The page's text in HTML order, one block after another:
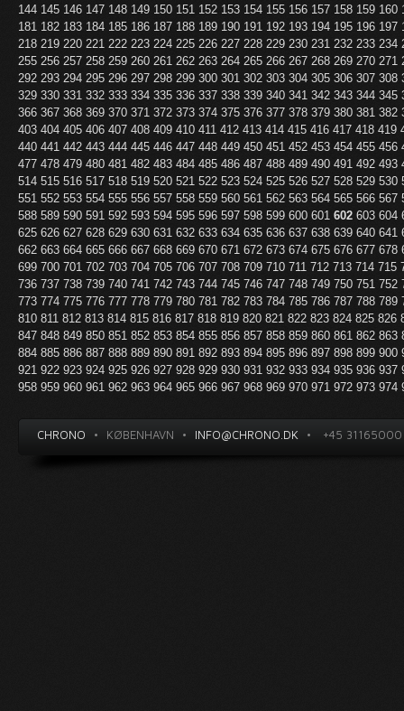
144 145 146 147 148 149 150 151 152 153 154 155 156 157 158 159 160
181 182 183 184 185 186 187 188 189 190 191 192 193 194 195 196 197
218 219 220 221 222 223 224 225 226 227 228 229 230 231 232 233 234
255 256 257 258 259 260 261 262 263 264 265 266 267 268 269 270 271
292 293 294 295 296 297 298 299 300 301 302 303 304 305 306 307 308
329 330 331 332 333 334 335 336 337 338 339 340 341 342 343 344 345
366 367 368 369 370 371 372 373 374 375 376 377 378 379 380 381 382
403 404 405 406 407 408 409 410 411 412 413 414 415 416 417 418 419
440 441 442 443 444 445 446 447 448 449 450 451 452 453 454 455 456
477 478 479 480 481 482 483 484 485 486 487 488 489 490 491 492 493
514 515 516 517 518 519 520 521 522 523 524 525 526 527 528 529 530
551 552 553 554 555 556 557 558 559 560 561 562 563 564 565 566 567
588 589 590 591 592 593 594 595 596 597 598 599 600 601 602 603 604
625 626 627 628 629 630 631 632 633 634 635 636 637 638 639 640 641
662 663 664 665 666 667 668 669 670 671 672 673 674 675 676 677 678
699 700 701 702 703 704 705 706 707 708 709 710 711 712 713 714 715
736 737 738 739 740 741 742 743 744 745 746 747 748 749 750 751 752
773 774 775 776 777 778 779 780 781 782 783 784 785 786 787 788 789
810 811 812 813 814 815 816 817 818 819 820 821 822 823 824 825 826
847 848 849 850 851 852 853 854 855 856 857 858 859 860 861 862 863
884 885 886 887 888 889 890 891 892 893 894 895 896 897 898 899 900
921 922 923 924 925 926 927 928 929 930 931 932 933 934 935 936 937
958 959 960 961 962 963 964 965 966 967 968 969 970 971 972 973 974
CHRONO • KØBENHAVN • INFO@CHRONO.DK • +45 31165000